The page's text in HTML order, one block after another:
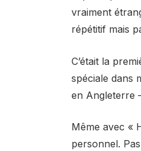
vraiment
répétitif mais
C’était la
spéciale dans
en Angleterre
Même avec «
personnel.